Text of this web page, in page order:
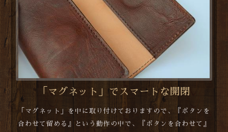
「マグネット」でスマートな開閉
「マグネット」を中に取り付けておりますので、『ボタンを
合わせて留める』という動作の中で、『ボタンを合わせて』